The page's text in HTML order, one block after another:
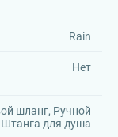
Rain
Нет
шланг, Ручной
для душа